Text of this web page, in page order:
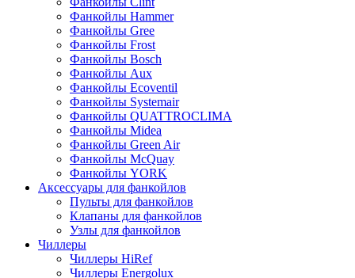
Фанкойлы Hammer
Фанкойлы Gree
Фанкойлы Frost
Фанкойлы Bosch
Фанкойлы Aux
Фанкойлы Ecoventil
Фанкойлы Systemair
Фанкойлы QUATTROCLIMA
Фанкойлы Midea
Фанкойлы Green Air
Фанкойлы McQuay
Фанкойлы YORK
Аксессуары для фанкойлов
Пульты для фанкойлов
Клапаны для фанкойлов
Узлы для фанкойлов
Чиллеры
Чиллеры HiRef
Чиллеры Energolux